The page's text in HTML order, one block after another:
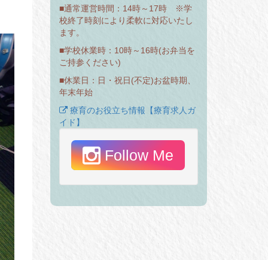
■通常運営時間：14時～17時 ※学
校終了時刻により柔軟に対応いたし
ます。
■学校休業時：10時～16時(お弁当を
ご持参ください)
■休業日：日・祝日(不定)お盆時期、
年末年始
療育のお役立ち情報【療育求人ガ
イド】
Follow Me